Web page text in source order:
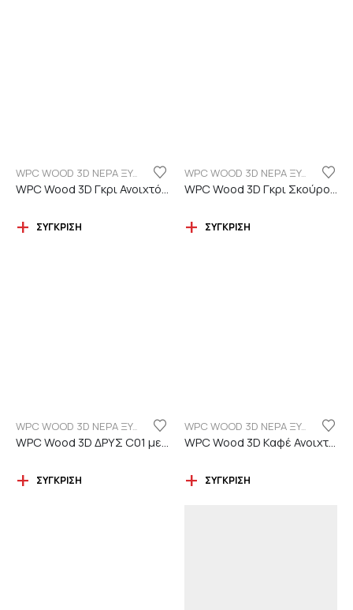
WPC WOOD 3D ΝΕΡΑ ΞΥΛΟΥ
ΣΎΓΚΡΙΣΗ
WPC WOOD 3D ΝΕΡΑ ΞΥΛΟΥ
ΣΎΓΚΡΙΣΗ
WPC WOOD 3D ΝΕΡΑ ΞΥΛΟΥ
ΣΎΓΚΡΙΣΗ
WPC WOOD 3D ΝΕΡΑ ΞΥΛΟΥ
ΣΎΓΚΡΙΣΗ